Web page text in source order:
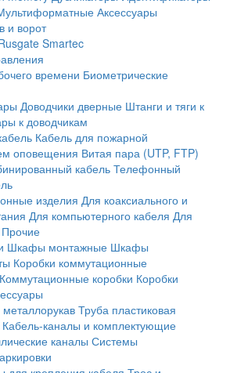
Аксессуары
и ворот
Smartec
времени Биометрические
Доводчики дверные Штанги и тяги к
к доводчикам
Кабель для пожарной
оповещения Витая пара (UTP, FTP)
кабель Телефонный
изделия Для коаксиального и
Для компьютерного кабеля Для
Прочие
Шкафы монтажные Шкафы
Коробки коммутационные
Коммутационные коробки Коробки
Труба пластиковая
Кабель-каналы и комплектующие
каналы Системы